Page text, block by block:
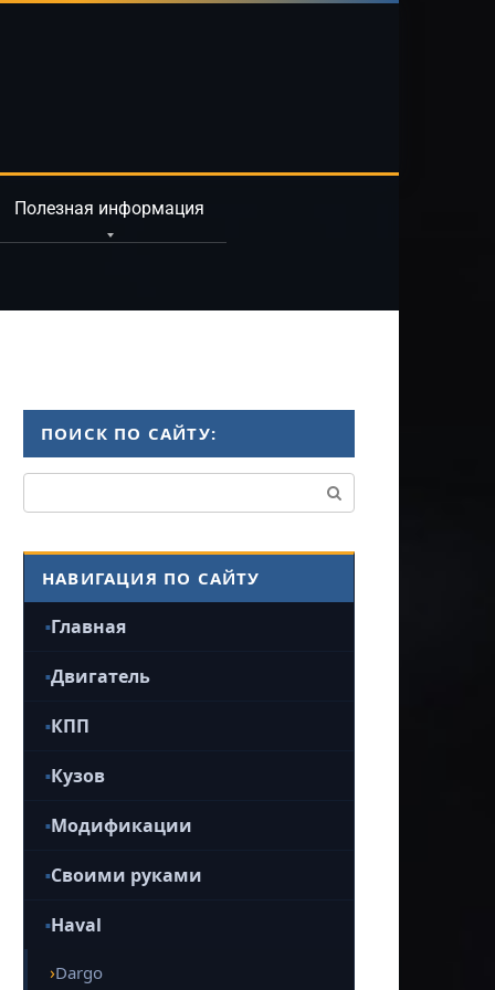
Полезная информация
ПОИСК ПО САЙТУ:
НАВИГАЦИЯ ПО САЙТУ
Главная
Двигатель
КПП
Кузов
Модификации
Своими руками
Haval
Dargo